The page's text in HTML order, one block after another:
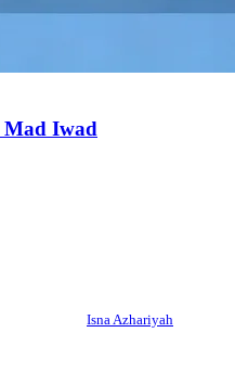
Iwad
Isna Azhariyah